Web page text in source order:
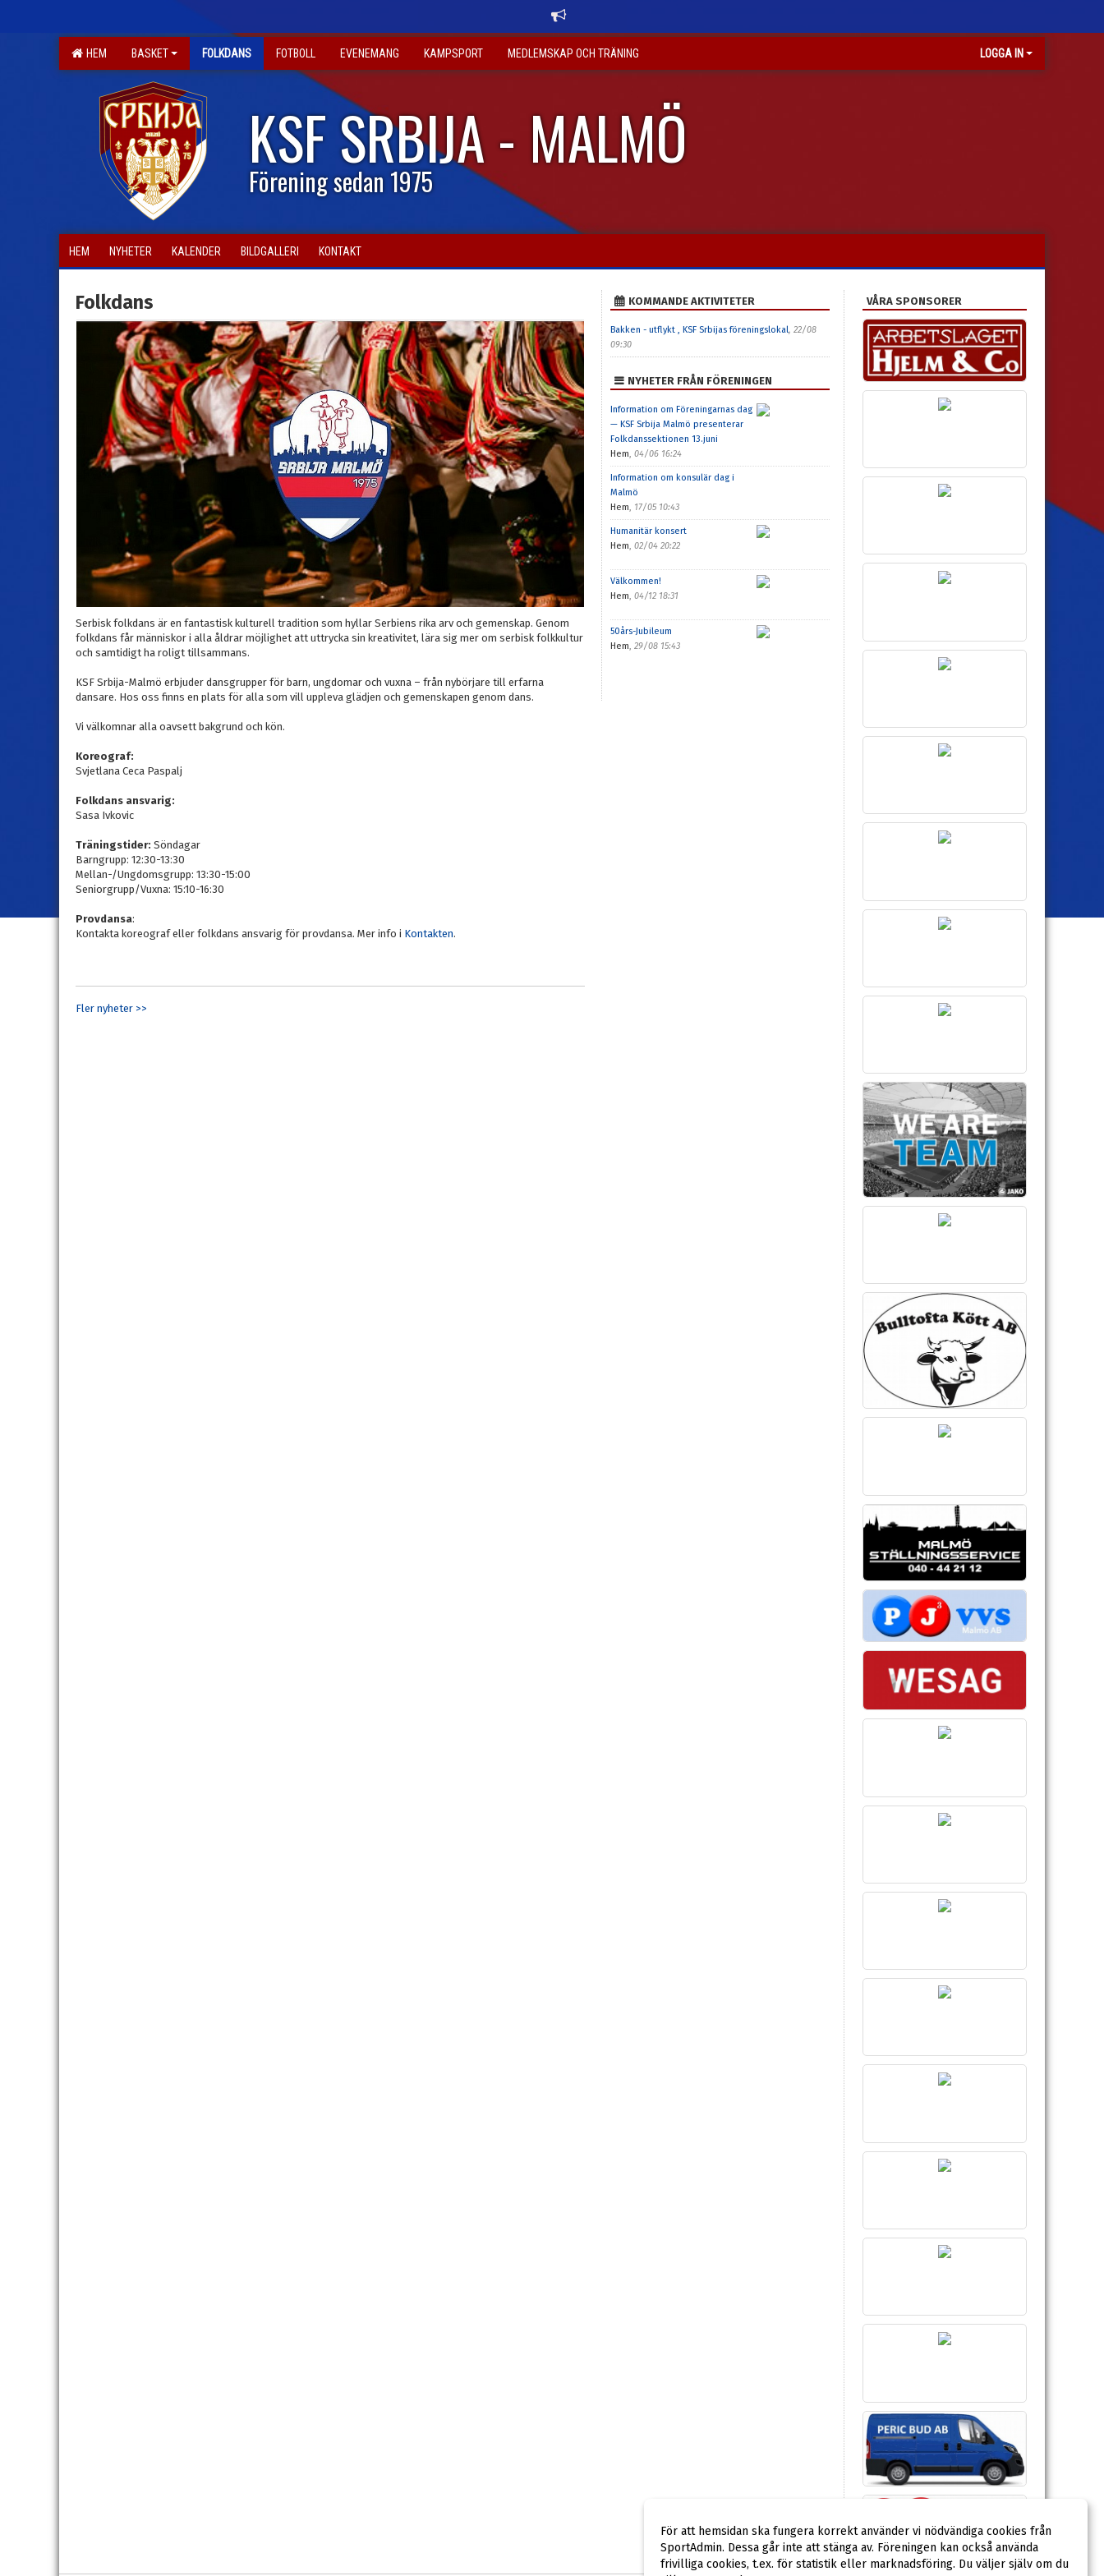
HEM BASKET FOLKDANS FOTBOLL EVENEMANG KAMPSPORT MEDLEMSKAP OCH TRÄNING LOGGA IN
KSF SRBIJA - MALMÖ
Förening sedan 1975
HEM NYHETER KALENDER BILDGALLERI KONTAKT
Folkdans
Serbisk folkdans är en fantastisk kulturell tradition som hyllar Serbiens rika arv och gemenskap. Genom
folkdans får människor i alla åldrar möjlighet att uttrycka sin kreativitet, lära sig mer om serbisk folkkultur
och samtidigt ha roligt tillsammans.
KSF Srbija-Malmö erbjuder dansgrupper för barn, ungdomar och vuxna – från nybörjare till erfarna
dansare. Hos oss finns en plats för alla som vill uppleva glädjen och gemenskapen genom dans.
Vi välkomnar alla oavsett bakgrund och kön.
Koreograf:
Svjetlana Ceca Paspalj
Folkdans ansvarig:
Sasa Ivkovic
Träningstider: Söndagar
Barngrupp: 12:30-13:30
Mellan-/Ungdomsgrupp: 13:30-15:00
Seniorgrupp/Vuxna: 15:10-16:30
Provdansa:
Kontakta koreograf eller folkdans ansvarig för provdansa. Mer info i Kontakten.
Fler nyheter >>
KOMMANDE AKTIVITETER
Bakken - utflykt , KSF Srbijas föreningslokal, 22/08
09:30
NYHETER FRÅN FÖRENINGEN
Information om Föreningarnas dag
— KSF Srbija Malmö presenterar
Folkdanssektionen 13.juni
Hem, 04/06 16:24
Information om konsulär dag i
Malmö
Hem, 17/05 10:43
Humanitär konsert
Hem, 02/04 20:22
Välkommen!
Hem, 04/12 18:31
50års-Jubileum
Hem, 29/08 15:43
VÅRA SPONSORER
För att hemsidan ska fungera korrekt använder vi nödvändiga cookies från
SportAdmin. Dessa går inte att stänga av. Föreningen kan också använda
frivilliga cookies, t.ex. för statistik eller marknadsföring. Du väljer själv om du